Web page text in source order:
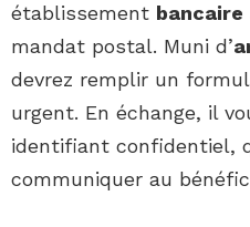
établissement bancaire
mandat postal. Muni d’
devrez remplir un
urgent. En échange, il
identifiant confidentiel,
communiquer au